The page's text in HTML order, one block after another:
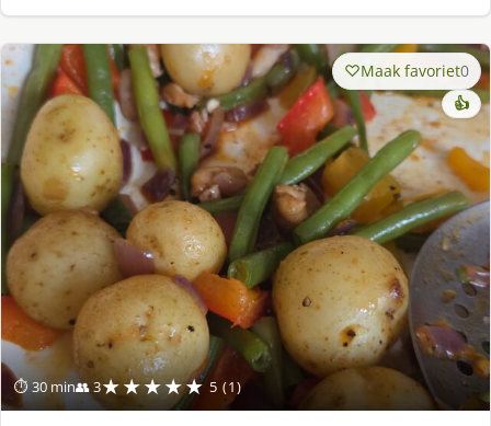
⏱ 30 min👥 3★★★★★ 5 (1)
Maak favoriet0
👍